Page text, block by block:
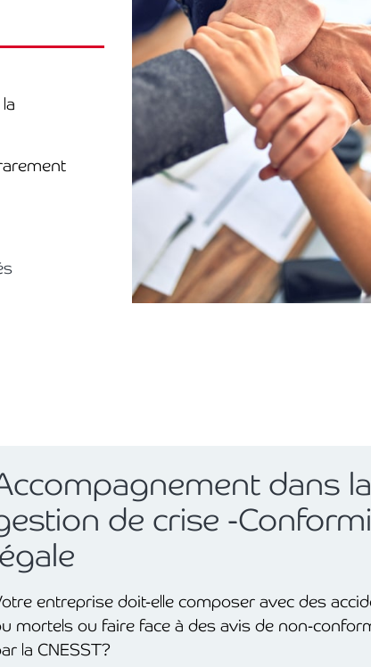
dans la
de crise -
entreprise doit-elle composer avec des
mortels ou faire face à des avis de non-
la CNESST?